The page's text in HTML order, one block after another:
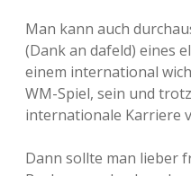
-
P
o
k
a
l
u
Man kann auch
(Dank an dafeld) eines
einem international
WM-Spiel, sein und
internationale Karriere
Dann sollte man lieber